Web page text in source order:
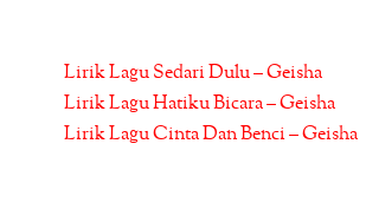
Lirik Lagu Sedari Dulu – Geisha
Lirik Lagu Hatiku Bicara – Geisha
Lirik Lagu Cinta Dan Benci – Geisha